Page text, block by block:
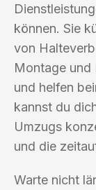
können. Sie
von
Montage und
und helfen
kannst du
Umzugs
und die
Warte nicht